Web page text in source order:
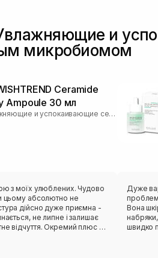
и
микробиомом
Ceramide
Ampoule 30 мл
Увлажняющие и успокаивающие серумы
з моїх улюблених. Чудово
цьому абсолютно не
дійсно дуже приємна -
не липне і залишає
відчуття. Окремий плюс -
Дуже
Вона
швидко